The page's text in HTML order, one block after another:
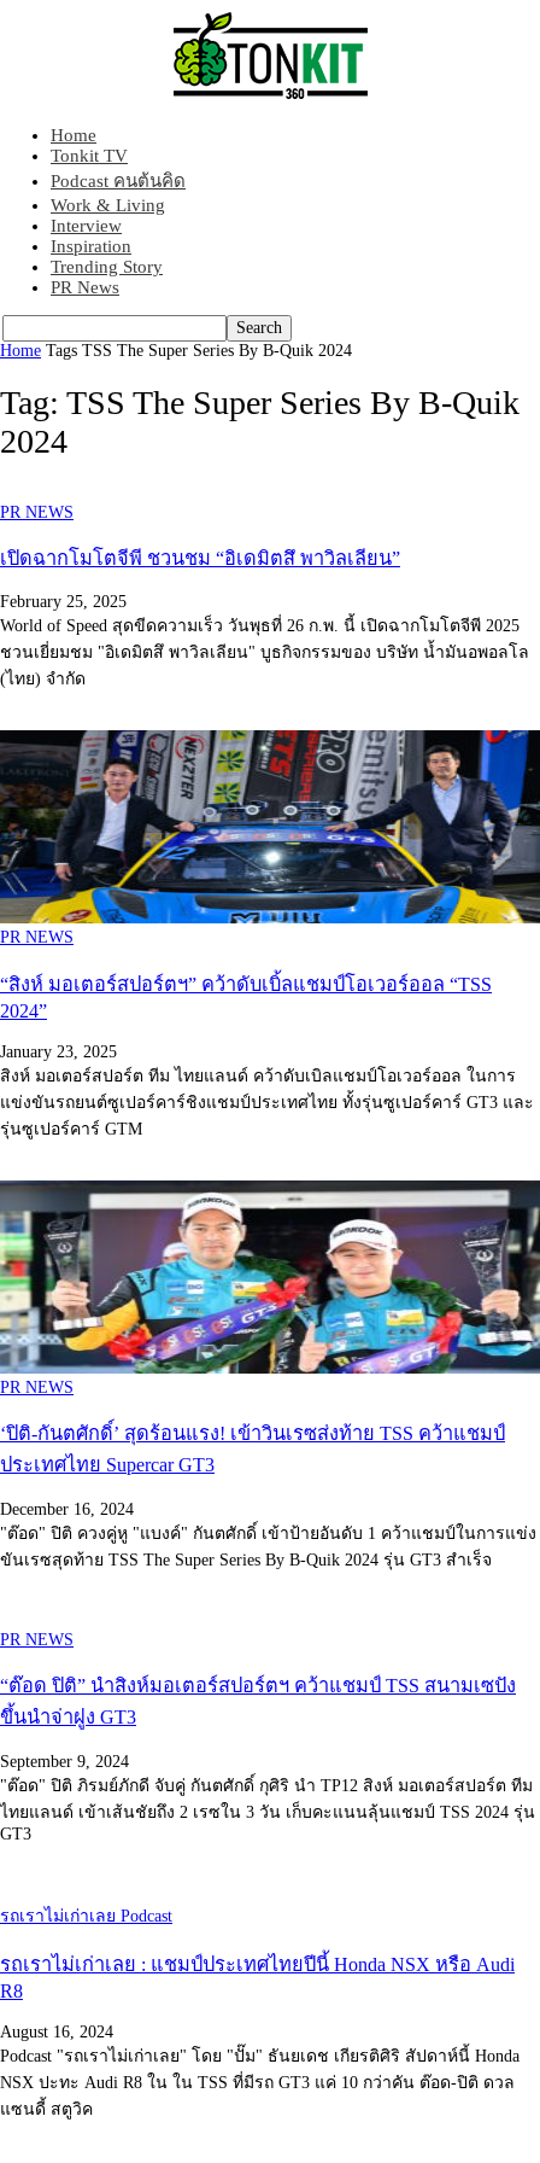
Home
Tonkit TV
Podcast คนต้นคิด
Work & Living
Interview
Inspiration
Trending Story
PR News
Home Tags TSS The Super Series By B-Quik 2024
Tag: TSS The Super Series By B-Quik
2024
PR NEWS
เปิดฉากโมโตจีพี ชวนชม “อิเดมิตสึ พาวิลเลียน”
February 25, 2025
World of Speed สุดขีดความเร็ว วันพุธที่ 26 ก.พ. นี้ เปิดฉากโมโตจีพี 2025
ชวนเยี่ยมชม "อิเดมิตสึ พาวิลเลียน" บูธกิจกรรมของ บริษัท น้ำมันอพอลโล
(ไทย) จำกัด
PR NEWS
“สิงห์ มอเตอร์สปอร์ตฯ” คว้าดับเบิ้ลแชมป์โอเวอร์ออล “TSS
2024”
January 23, 2025
สิงห์ มอเตอร์สปอร์ต ทีม ไทยแลนด์ คว้าดับเบิลแชมป์โอเวอร์ออล ในการ
แข่งขันรถยนต์ซูเปอร์คาร์ชิงแชมป์ประเทศไทย ทั้งรุ่นซูเปอร์คาร์ GT3 และ
รุ่นซูเปอร์คาร์ GTM
PR NEWS
‘ปิติ-กันตศักดิ์’ สุดร้อนแรง! เข้าวินเรซส่งท้าย TSS คว้าแชมป์
ประเทศไทย Supercar GT3
December 16, 2024
"ต๊อด" ปิติ ควงคู่หู "แบงค์" กันตศักดิ์ เข้าป้ายอันดับ 1 คว้าแชมป์ในการแข่ง
ขันเรซสุดท้าย TSS The Super Series By B-Quik 2024 รุ่น GT3 สำเร็จ
PR NEWS
“ต๊อด ปิติ” นำสิงห์มอเตอร์สปอร์ตฯ คว้าแชมป์ TSS สนามเซปัง
ขึ้นนำจ่าฝูง GT3
September 9, 2024
"ต๊อด" ปิติ ภิรมย์ภักดี จับคู่ กันตศักดิ์ กุศิริ นำ TP12 สิงห์ มอเตอร์สปอร์ต ทีม
ไทยแลนด์ เข้าเส้นชัยถึง 2 เรซใน 3 วัน เก็บคะแนนลุ้นแชมป์ TSS 2024 รุ่น
GT3
รถเราไม่เก่าเลย Podcast
รถเราไม่เก่าเลย : แชมป์ประเทศไทยปีนี้ Honda NSX หรือ Audi
R8
August 16, 2024
Podcast "รถเราไม่เก่าเลย" โดย "ปั๊ม" ธันยเดช เกียรติศิริ สัปดาห์นี้ Honda
NSX ปะทะ Audi R8 ใน ใน TSS ที่มีรถ GT3 แค่ 10 กว่าคัน ต๊อด-ปิติ ดวล
แซนดี้ สตูวิค